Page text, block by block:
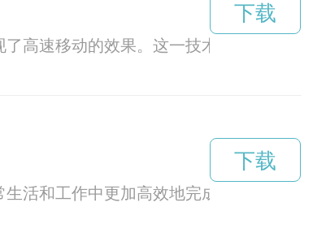
高速移动的效果。这一技术不仅提升了
下载
活和工作中更加高效地完成任务，节约时
下载